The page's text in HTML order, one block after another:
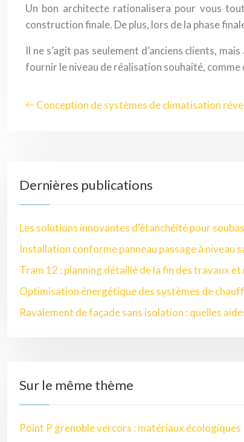
Un bon architecte rationalisera pour vous
construction finale. De plus, lors de la phase
Il ne s’agit pas seulement d’anciens clients,
fournir le niveau de réalisation souhaité,
Conception de systèmes de climatisation
Dernières publications
Les solutions innovantes d’étanchéité pour
Installation conforme panneau passage à niveau
Tram 12 : planning détaillé de la fin des travaux et
Optimisation énergétique des systèmes de
Ravalement de façade sans isolation : quelles
Sur le même thème
Point P grenoble vercors : matériaux écologiques